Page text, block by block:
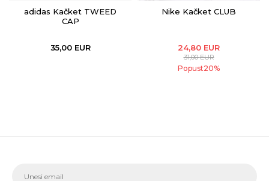
adidas Kačket TWEED
CAP
35,00 EUR
Nike Kačket CLUB
24,80 EUR
31,00EUR
Popust20%